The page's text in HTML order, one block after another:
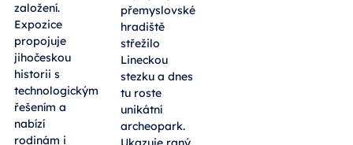
založení.
Expozice
propojuje
jihočeskou
historii s
technologickým
řešením a
nabízí
rodinám i
přemyslovské
hradiště
střežilo
Lineckou
stezku a dnes
tu roste
unikátní
archeopark.